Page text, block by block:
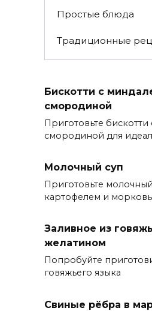
Простые блюда
Традиционные
Бискотти с
смородиной
Приготовьте
смородиной для
Молочный суп
Приготовьте
картофелем и
Заливное из
желатином
Попробуйте
говяжьего языка
Свиные рёбра в